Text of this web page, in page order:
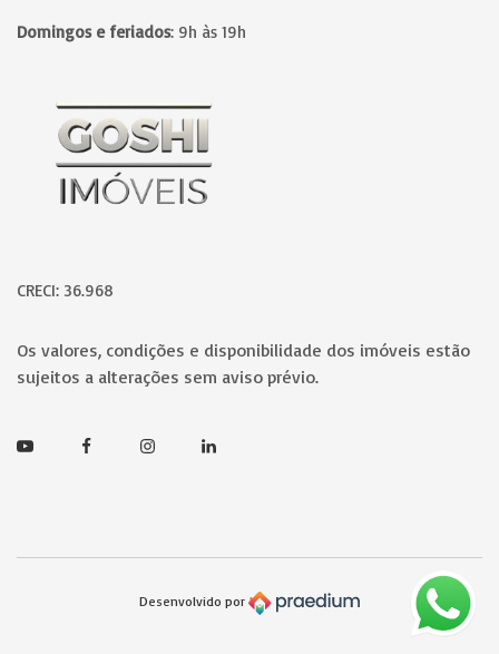
Domingos e feriados: 9h às 19h
Página inicial
CRECI: 36.968
Os valores, condições e disponibilidade dos imóveis estão
sujeitos a alterações sem aviso prévio.
Youtube FacebookInstagramLinkedin
Desenvolvido por